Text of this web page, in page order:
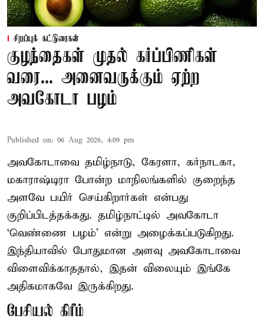
சிறப்புக் கட்டுரைகள்
குழந்தைகள் முதல் கர்ப்பிணிகள்
வரை... அனைவருக்கும் ஏற்ற
அவகோடா பழம்
Published on: 06 Aug 2026, 4:09 pm
அவகோடாவை தமிழ்நாடு, கேரளா, கர்நாடகா,
மகாராஷ்டிரா போன்ற மாநிலங்களில் குறைந்த
அளவே பயிர் செய்கிறார்கள் என்பது
குறிப்பிடத்தக்கது. தமிழ்நாட்டில் அவகோடா
‘வெண்ணை பழம்’ என்று அழைக்கப்படுகிறது.
இந்தியாவில் போதுமான அளவு அவகோடாவை
விளைவிக்காததால், இதன் விலையும் இங்கே
அதிகமாகவே இருக்கிறது.
பேசியல் கிரீம்